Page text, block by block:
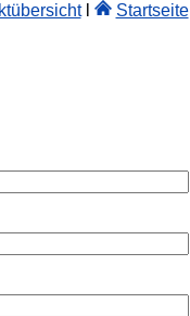
l Startseite